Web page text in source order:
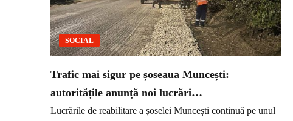
SOCIAL
Trafic mai sigur pe șoseaua Muncești:
autoritățile anunță noi lucrări…
Lucrările de reabilitare a șoselei Muncești continuă pe unul